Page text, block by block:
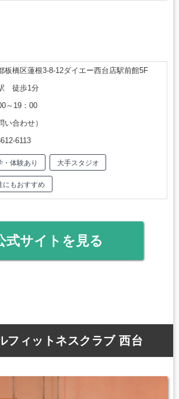
板橋区蓮根3-8-12ダイエー西台店駅前館5F
徒歩1分
～19：00
い合わせ）
6113
・体験あり 大手スタジオ
にもおすすめ
式サイトを見る
フィットネスクラブ 西台